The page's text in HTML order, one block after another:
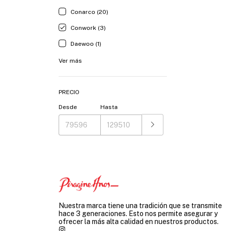
Conarco (20)
Conwork (3)
Daewoo (1)
Ver más
PRECIO
Desde Hasta
Nuestra marca tiene una tradición que se transmite
hace 3 generaciones. Esto nos permite asegurar y
ofrecer la más alta calidad en nuestros productos.